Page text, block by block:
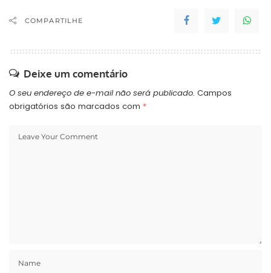
COMPARTILHE
Deixe um comentário
O seu endereço de e-mail não será publicado. Campos
obrigatórios são marcados com *